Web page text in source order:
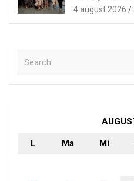
4 august 2026
L Ma Mi